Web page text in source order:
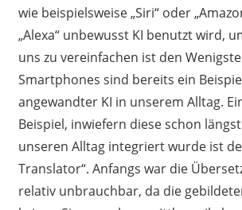
wie beispielsweise „Siri“ oder
„Alexa“ unbewusst KI benutzt wird,
uns zu vereinfachen ist den
Smartphones sind bereits ein
angewandter KI in unserem Alltag.
Beispiel, inwiefern diese schon
unseren Alltag integriert wurde ist
Translator“. Anfangs war die
relativ unbrauchbar, da die